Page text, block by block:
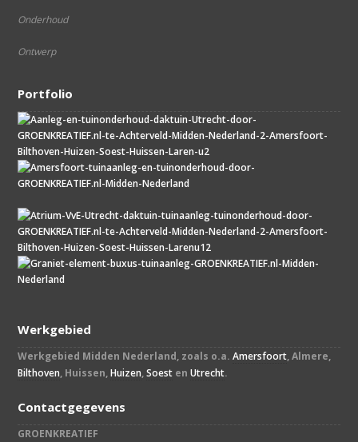
Onderhoud
Ontwerp
Portfolio
Werkgebied
Werkgebied Midden Nederland, zoals o.a. Amersfoort, Almere,
Bilthoven, Huissen,Huizen,Soest en Utrecht.
Contactgegevens
GROENKREATIEF